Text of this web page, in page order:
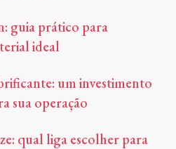
guia prático para
ideal
um investimento
sua operação
qual liga escolher para